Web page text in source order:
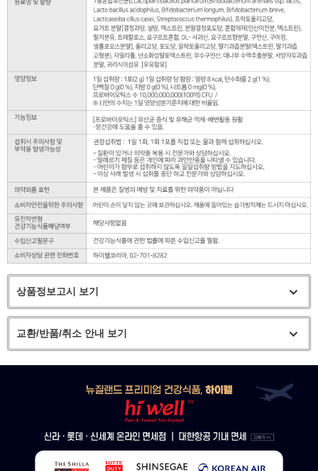
상품정보고시 보기
교환/반품/취소 안내 보기